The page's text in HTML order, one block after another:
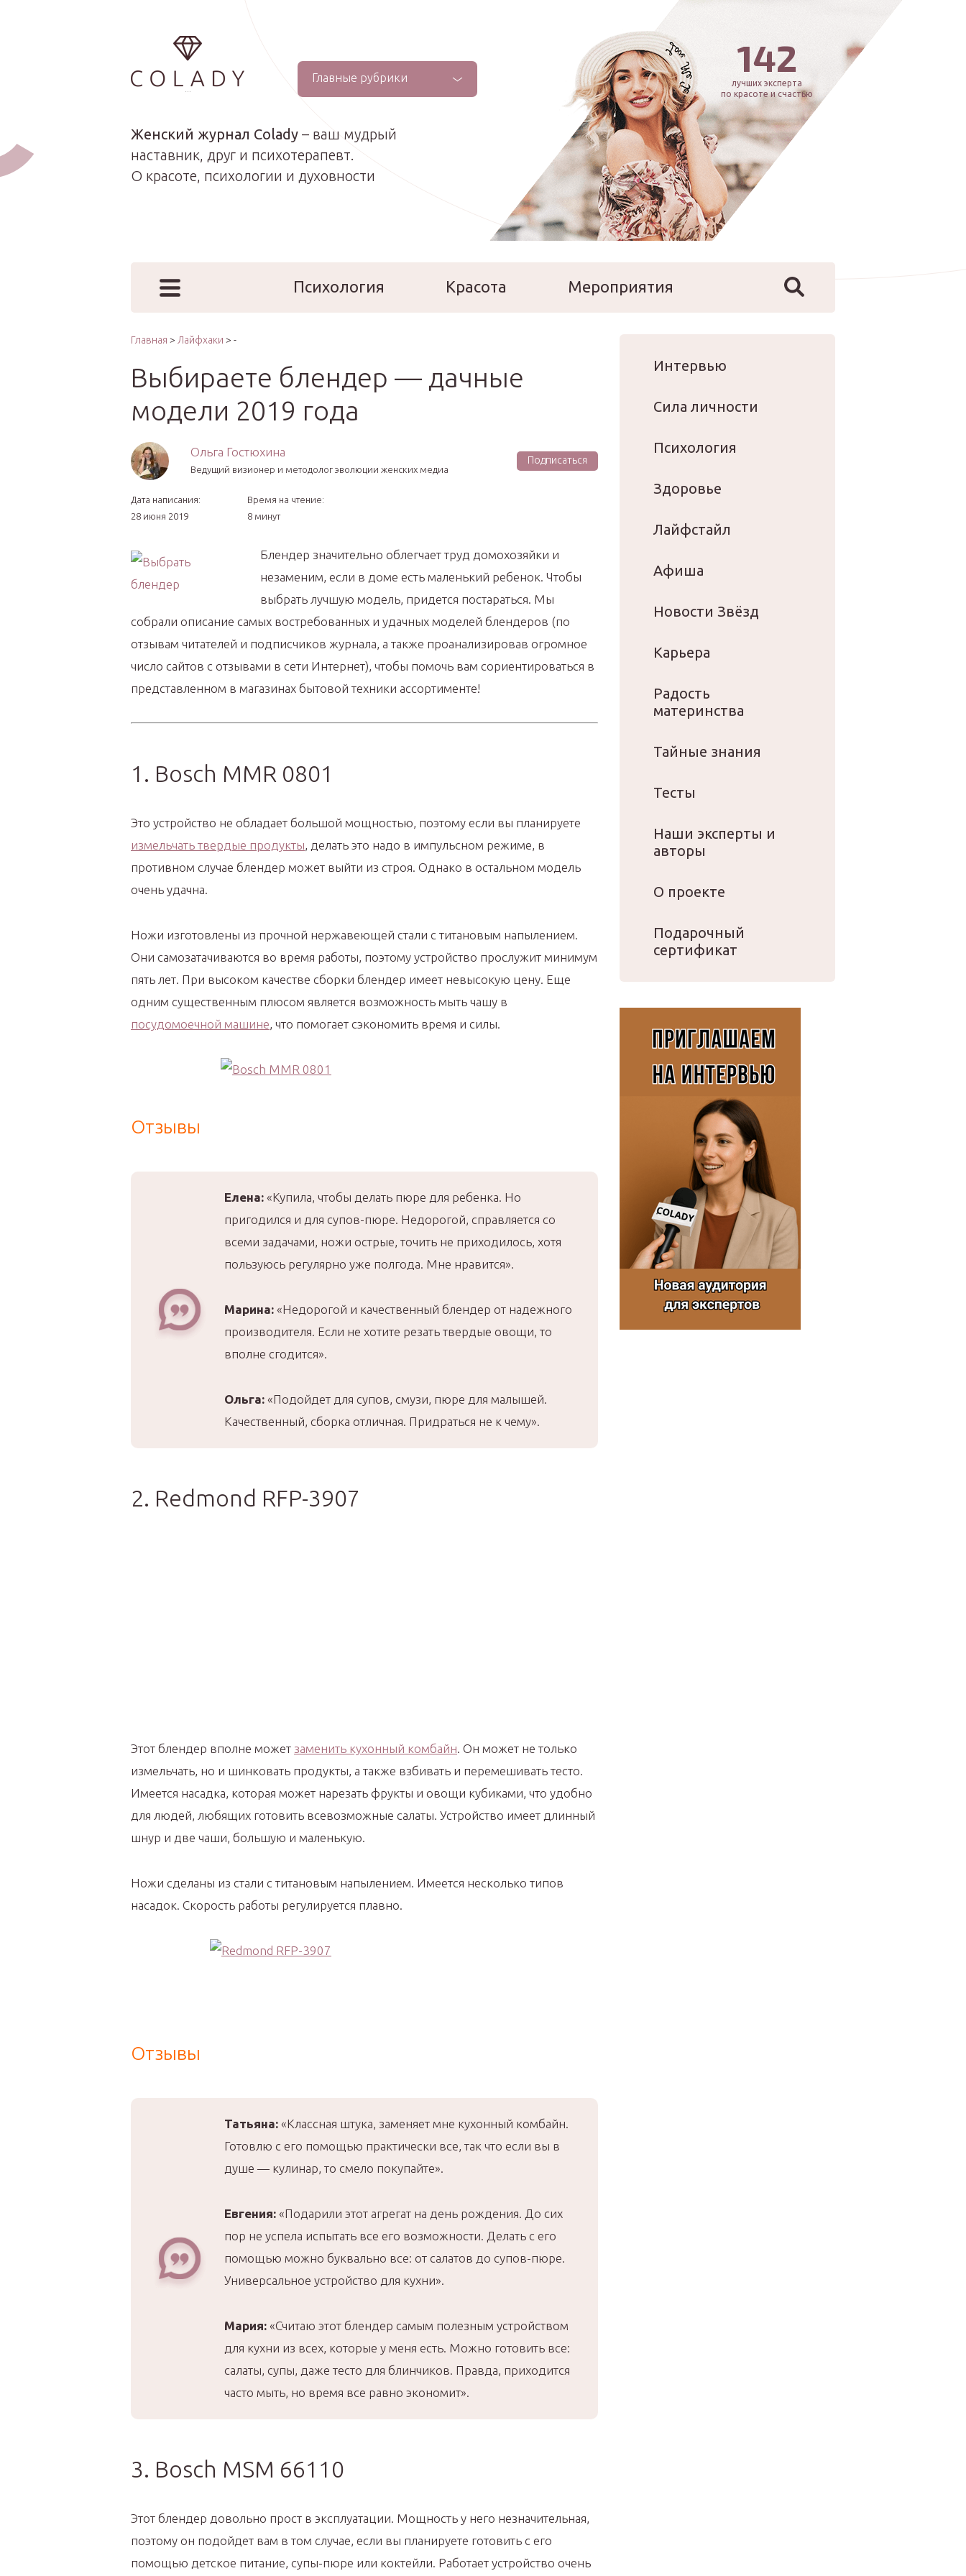
...
Главные рубрики
Женский журнал Colady – ваш мудрый
наставник, друг и психотерапевт.
О красоте, психологии и духовности
142
лучших эксперта
по красоте и счастью
Психология Красота
Мероприятия
Главная > Лайфхаки > -
Выбираете блендер — дачные
модели 2019 года
Ольга Гостюхина
Ведущий визионер и методолог эволюции женских медиа
Подписаться
Дата написания:
28 июня 2019
Время на чтение:
8 минут
Блендер значительно облегчает труд домохозяйки и
незаменим, если в доме есть маленький ребенок. Чтобы
выбрать лучшую модель, придется постараться. Мы
собрали описание самых востребованных и удачных моделей блендеров (по
отзывам читателей и подписчиков журнала, а также проанализировав огромное
число сайтов с отзывами в сети Интернет), чтобы помочь вам сориентироваться в
представленном в магазинах бытовой техники ассортименте!
1. Bosch MMR 0801
Это устройство не обладает большой мощностью, поэтому если вы планируете
измельчать твердые продукты, делать это надо в импульсном режиме, в
противном случае блендер может выйти из строя. Однако в остальном модель
очень удачна.
Ножи изготовлены из прочной нержавеющей стали с титановым напылением.
Они самозатачиваются во время работы, поэтому устройство прослужит минимум
пять лет. При высоком качестве сборки блендер имеет невысокую цену. Еще
одним существенным плюсом является возможность мыть чашу в
посудомоечной машине, что помогает сэкономить время и силы.
Отзывы
Елена: «Купила, чтобы делать пюре для ребенка. Но
пригодился и для супов-пюре. Недорогой, справляется со
всеми задачами, ножи острые, точить не приходилось, хотя
пользуюсь регулярно уже полгода. Мне нравится».
Марина: «Недорогой и качественный блендер от надежного
производителя. Если не хотите резать твердые овощи, то
вполне сгодится».
Ольга: «Подойдет для супов, смузи, пюре для малышей.
Качественный, сборка отличная. Придраться не к чему».
2. Redmond RFP-3907
Этот блендер вполне может заменить кухонный комбайн. Он может не только
измельчать, но и шинковать продукты, а также взбивать и перемешивать тесто.
Имеется насадка, которая может нарезать фрукты и овощи кубиками, что удобно
для людей, любящих готовить всевозможные салаты. Устройство имеет длинный
шнур и две чаши, большую и маленькую.
Ножи сделаны из стали с титановым напылением. Имеется несколько типов
насадок. Скорость работы регулируется плавно.
Отзывы
Татьяна: «Классная штука, заменяет мне кухонный комбайн.
Готовлю с его помощью практически все, так что если вы в
душе — кулинар, то смело покупайте».
Евгения: «Подарили этот агрегат на день рождения. До сих
пор не успела испытать все его возможности. Делать с его
помощью можно буквально все: от салатов до супов-пюре.
Универсальное устройство для кухни».
Мария: «Считаю этот блендер самым полезным устройством
для кухни из всех, которые у меня есть. Можно готовить все:
салаты, супы, даже тесто для блинчиков. Правда, приходится
часто мыть, но время все равно экономит».
3. Bosch MSM 66110
Этот блендер довольно прост в эксплуатации. Мощность у него незначительная,
поэтому он подойдет вам в том случае, если вы планируете готовить с его
помощью детское питание, супы-пюре или коктейли. Работает устройство очень
Интервью
Сила личности
Психология
Здоровье
Лайфстайл
Афиша
Новости Звёзд
Карьера
Радость
материнства
Тайные знания
Тесты
Наши эксперты и
авторы
О проекте
Подарочный
сертификат